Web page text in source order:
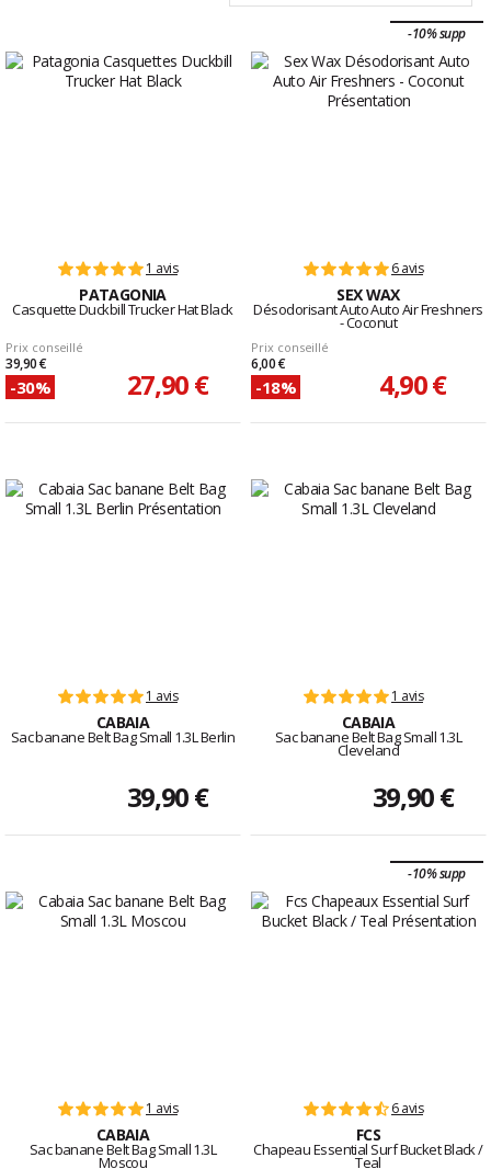
1 avis
PATAGONIA
Casquette Duckbill Trucker Hat Black
Prix conseillé
39,90 €
-30% 27,90 €
-10% supp
6 avis
SEX WAX
Désodorisant Auto Auto Air Freshners
- Coconut
Prix conseillé
6,00 €
-18% 4,90 €
1 avis
CABAIA
Sac banane Belt Bag Small 1.3L Berlin
39,90 €
1 avis
CABAIA
Sac banane Belt Bag Small 1.3L
Cleveland
39,90 €
1 avis
CABAIA
Sac banane Belt Bag Small 1.3L
Moscou
-10% supp
6 avis
FCS
Chapeau Essential Surf Bucket Black /
Teal